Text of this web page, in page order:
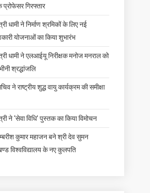
प्रोफेसर गिरफ्तार
धामी ने निर्माण श्रमिकों के लिए नई
योजनाओं का किया शुभारंभ
धामी ने एलआईयू निरीक्षक मनोज मनराल को
श्रद्धांजलि
ने राष्ट्रीय शुद्ध वायु कार्यक्रम की समीक्षा
ने ‘सेवा विधि’ पुस्तक का किया विमोचन
कुमार महाजन बने श्री देव सुमन
विश्वविद्यालय के नए कुलपति